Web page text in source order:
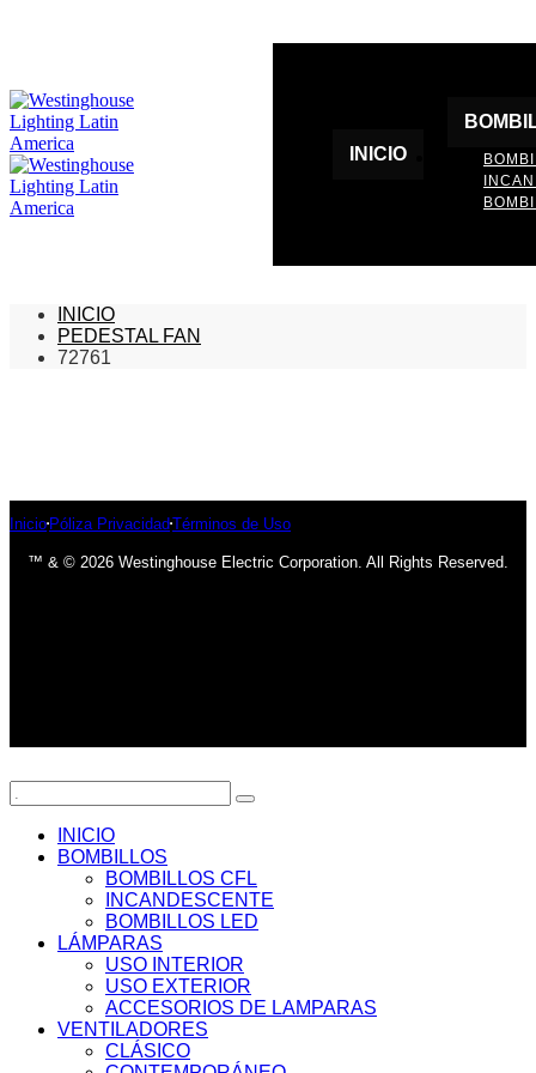
INICIO
INICIO
PEDESTAL FAN
72761
Inicio Póliza Privacidad Términos de Uso
™ & © 2026 Westinghouse Electric Corporation. All Rights Reserved.
INICIO
BOMBILLOS
BOMBILLOS CFL
INCANDESCENTE
BOMBILLOS LED
LÁMPARAS
USO INTERIOR
USO EXTERIOR
ACCESORIOS DE LAMPARAS
VENTILADORES
CLÁSICO